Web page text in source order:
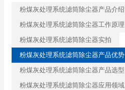
粉煤灰处理系统滤筒除尘器产品介绍
粉煤灰处理系统滤筒除尘器工作原理
粉煤灰处理系统滤筒除尘器实拍
粉煤灰处理系统滤筒除尘器产品优势
粉煤灰处理系统滤筒除尘器产品选型
粉煤灰处理系统滤筒除尘器应用领域